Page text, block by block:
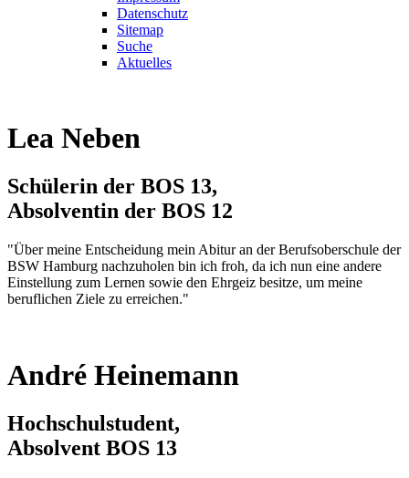
Datenschutz
Sitemap
Suche
Aktuelles
Lea Neben
Schülerin der BOS 13,
Absolventin der BOS 12
"Über meine Entscheidung mein Abitur an der Berufsoberschule der
BSW Hamburg nachzuholen bin ich froh, da ich nun eine andere
Einstellung zum Lernen sowie den Ehrgeiz besitze, um meine
beruflichen Ziele zu erreichen."
André Heinemann
Hochschulstudent,
Absolvent BOS 13